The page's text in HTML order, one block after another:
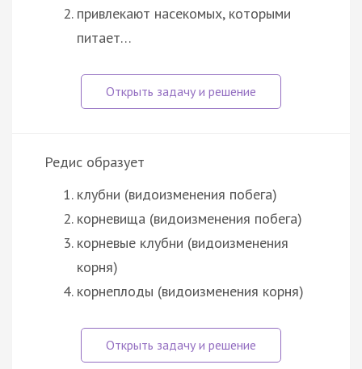
привлекают насекомых, которыми
питает…
Редис образует
клубни (видоизменения побега)
корневища (видоизменения побега)
корневые клубни (видоизменения
корня)
корнеплоды (видоизменения корня)